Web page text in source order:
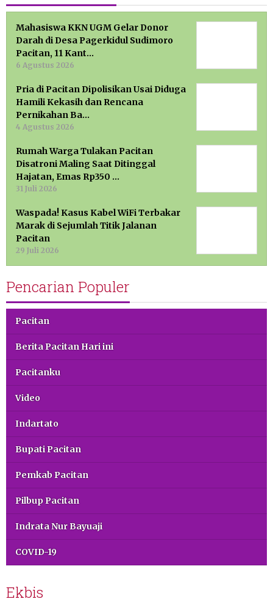
Mahasiswa KKN UGM Gelar Donor
Darah di Desa Pagerkidul Sudimoro
Pacitan, 11 Kant…
6 Agustus 2026
Pria di Pacitan Dipolisikan Usai Diduga
Hamili Kekasih dan Rencana
Pernikahan Ba…
4 Agustus 2026
Rumah Warga Tulakan Pacitan
Disatroni Maling Saat Ditinggal
Hajatan, Emas Rp350 …
31 Juli 2026
Waspada! Kasus Kabel WiFi Terbakar
Marak di Sejumlah Titik Jalanan
Pacitan
29 Juli 2026
Pencarian Populer
Pacitan
Berita Pacitan Hari ini
Pacitanku
Video
Indartato
Bupati Pacitan
Pemkab Pacitan
Pilbup Pacitan
Indrata Nur Bayuaji
COVID-19
Ekbis